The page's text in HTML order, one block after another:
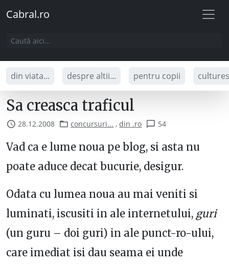
Cabral.ro
din viata... despre altii... pentru copii
Sa creasca traficul
28.12.2008 concursuri... ,din .ro 54
Vad ca e lume noua pe blog, si asta nu
poate aduce decat bucurie, desigur.
Odata cu lumea noua au mai veniti si
luminati, iscusiti in ale internetului, guri
(un guru – doi guri) in ale punct-ro-ului,
care imediat isi dau seama ei unde